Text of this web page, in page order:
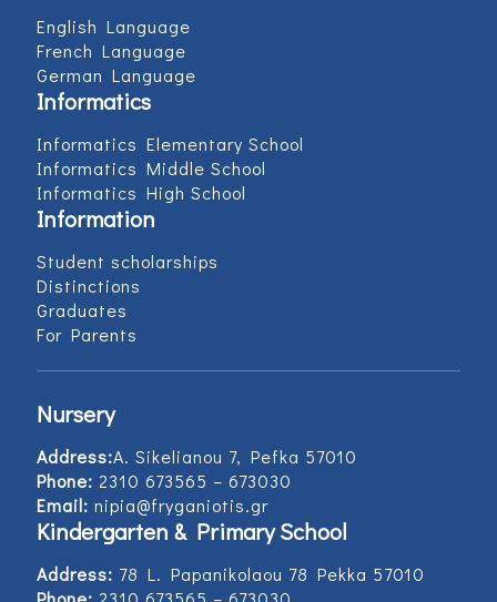
English Language
French Language
German Language
Informatics
Informatics Elementary School
Informatics Middle School
Informatics High School
Information
Student scholarships
Distinctions
Graduates
For Parents
Nursery
Address:Α. Sikelianou 7, Pefka 57010
Phone: 2310 673565 – 673030
Email: nipia@fryganiotis.gr
Kindergarten & Primary School
Address: 78 L. Papanikolaou 78 Pekka 57010